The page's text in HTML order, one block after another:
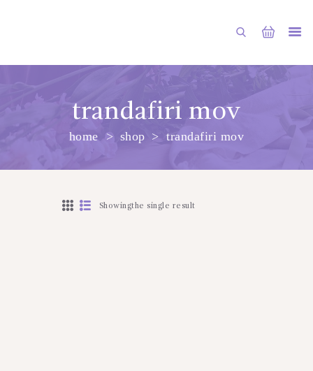
trandafiri mov
home shop trandafiri mov
ГЛАВНАЯ
МАГАЗИН
Showingthe single result